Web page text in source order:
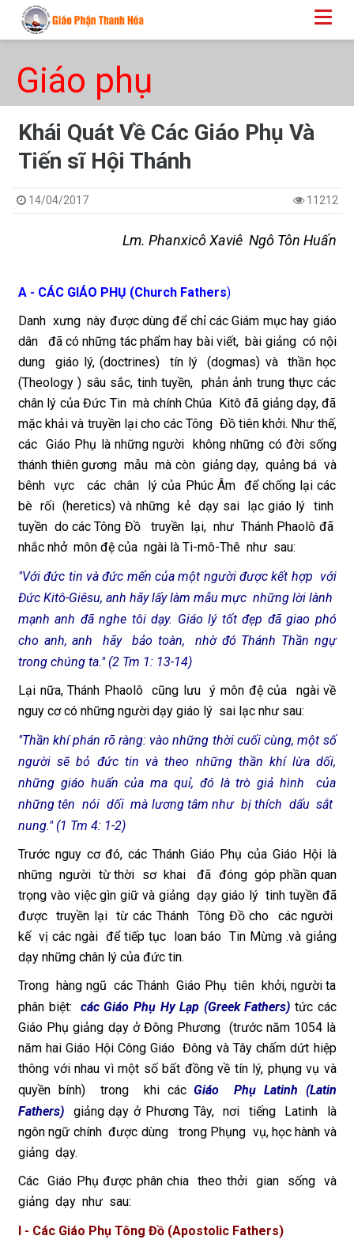
Giáo phụ
Khái Quát Về Các Giáo Phụ Và
Tiến sĩ Hội Thánh
14/04/2017 11212
Lm. Phanxicô Xaviê Ngô Tôn Huấn
A - CÁC GIÁO PHỤ (Church Fathers)
Danh xưng này được dùng để chỉ các Giám mục hay giáo
dân đã có những tác phẩm hay bài viết, bài giảng có nội
dung giáo lý, (doctrines) tín lý (dogmas) và thần học
(Theology ) sâu sắc, tinh tuyền, phản ảnh trung thực các
chân lý của Đức Tin mà chính Chúa Kitô đã giảng dạy, đã
mặc khải và truyền lại cho các Tông Đồ tiên khởi. Như thế,
các Giáo Phụ là những người không những có đời sống
thánh thiên gương mẫu mà còn giảng dạy, quảng bá và
bênh vực các chân lý của Phúc Âm để chống lại các
bè rối (heretics) và những kẻ dạy sai lạc giáo lý tinh
tuyền do các Tông Đồ truyền lại, như Thánh Phaolô đã
nhắc nhở môn đệ của ngài là Ti-mô-Thê như sau:
"Với đức tin và đức mến của một người được kết hợp với
Đức Kitô-Giêsu, anh hãy lấy làm mẫu mực những lời lành
mạnh anh đã nghe tôi dạy. Giáo lý tốt đẹp đã giao phó
cho anh, anh hãy bảo toàn, nhờ đó Thánh Thần ngự
trong chúng ta." (2 Tm 1: 13-14)
Lại nữa, Thánh Phaolô cũng lưu ý môn đệ của ngài về
nguy cơ có những người dạy giáo lý sai lạc như sau:
"Thần khí phán rõ ràng: vào những thời cuối cùng, một số
người sẽ bỏ đức tin và theo những thần khí lừa dối,
những giáo huấn của ma quỉ, đó là trò giả hình của
những tên nói dối mà lương tâm như bị thích dấu sắt
nung." (1 Tm 4: 1-2)
Trước nguy cơ đó, các Thánh Giáo Phụ của Giáo Hội là
những người từ thời sơ khai đã đóng góp phần quan
trọng vào việc gìn giữ và giảng dạy giáo lý tinh tuyền đã
được truyền lại từ các Thánh Tông Đồ cho các người
kế vị các ngài để tiếp tục loan báo Tin Mừng .và giảng
dạy những chân lý của đức tin.
Trong hàng ngũ các Thánh Giáo Phụ tiên khởi, người ta
phân biệt: các Giáo Phụ Hy Lạp (Greek Fathers) tức các
Giáo Phụ giảng dạy ở Đông Phương (trước năm 1054 là
năm hai Giáo Hội Công Giáo Đông và Tây chấm dứt hiệp
thông với nhau vì một số bất đồng về tín lý, phụng vụ và
quyền bính) trong khi cácGiáo Phụ Latinh (Latin
Fathers) giảng dạy ở Phương Tây, nơi tiếng Latinh là
ngôn ngữ chính được dùng trong Phụng vụ, học hành và
giảng dạy.
Các Giáo Phụ được phân chia theo thởi gian sống và
giảng dạy như sau:
I - Các Giáo Phụ Tông Đồ (Apostolic Fathers)